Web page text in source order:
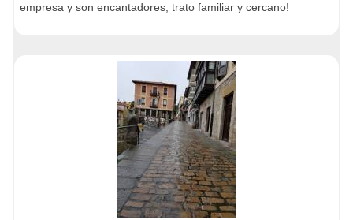
empresa y son encantadores, trato familiar y cercano!